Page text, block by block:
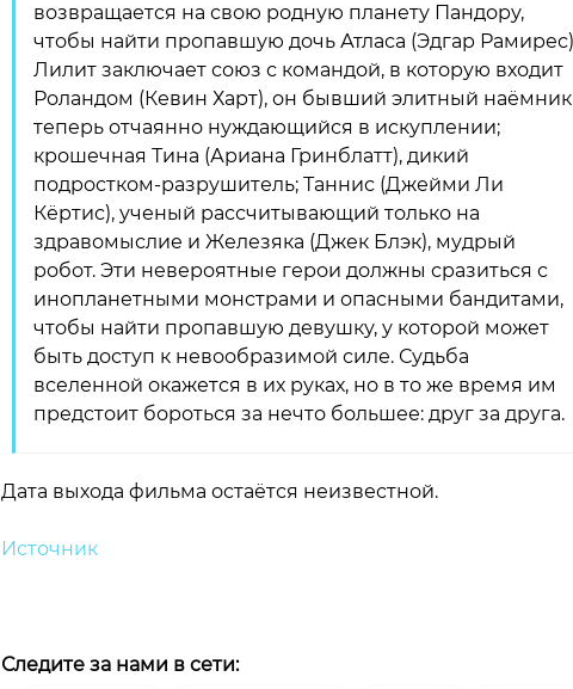
возвращается на свою родную планету Пандору,
чтобы найти пропавшую дочь Атласа (Эдгар
Лилит заключает союз с командой, в которую входит
Роландом (Кевин Харт), он бывший элитный
теперь отчаянно нуждающийся в искуплении;
крошечная Тина (Ариана Гринблатт), дикий
подростком-разрушитель; Таннис (Джейми Ли
Кёртис), ученый рассчитывающий только на
здравомыслие и Железяка (Джек Блэк), мудрый
робот. Эти невероятные герои должны сразиться с
инопланетными монстрами и опасными бандитами,
чтобы найти пропавшую девушку, у которой может
быть доступ к невообразимой силе. Судьба
вселенной окажется в их руках, но в то же время им
предстоит бороться за нечто большее: друг за друга.
Дата выхода фильма остаётся неизвестной.
Источник
Следите за нами в сети: